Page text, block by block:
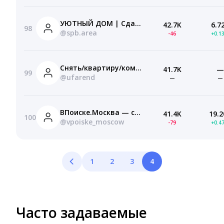
98
УЮТНЫЙ ДОМ | Сдам | Сниму | Квартиру | Комнату |
@spb.area
42.7K
-46
99
Снять/квартиру/комнату в Уфе
@ufarend
41.7K
—
—
—
100
ВПоиске.Москва — снять квартиру/комнату | Аренда
@vpoiske_moscow
41.4K
-79
1 2 3 4
Часто задаваемые